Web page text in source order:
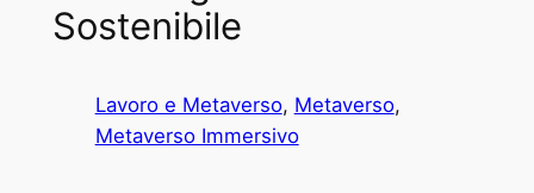
Sostenibile
Lavoro e Metaverso, Metaverso
Metaverso Immersivo